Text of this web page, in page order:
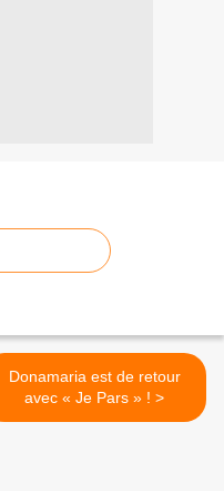
Donamaria est de retour
avec « Je Pars » ! >